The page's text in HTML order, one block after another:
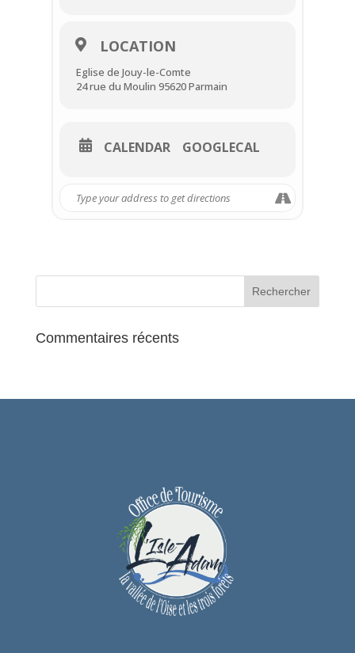
Adresse :
95620 Parmain
Tél : 01 34 73 09 39
LOCATION
Eglise de Jouy-le-Comte
24 rue du Moulin 95620 Parmain
CALENDAR GOOGLECAL
Commentaires récents